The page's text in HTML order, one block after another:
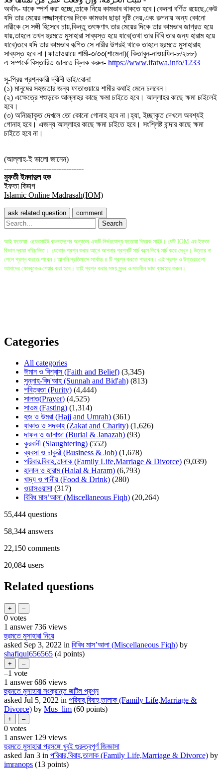
অর্থাৎ- যাকে স্পর্শ করা হচ্ছে,তাকে নিয়ে কামভাব থাকতে হবে।কেননা বর্ণিত রয়েছে,কেউ
যদি তার মেয়ের লজ্জাস্থানের দিকে কামভাব ছাড়া দৃষ্টি দেয়,এবং কল্পনায় অন্য কোনো
নারীকে সে সঙ্গী হিসেবে চায়,কিন্তু তৎক্ষণাৎ তার মেয়ের দিকে তার কামভাব জাগ্রত হয়ে
যায়,তাহলে তখন হুরমতে মুসাহারা সাব্যস্ত হয়ে যাবে(তথা তার বিবি তার জন্য হারাম হয়ে
যাবে)তবে যদি তার কামভাব কল্পিত সে নারীর উপরই থাকে তাহলে হুরমতে মুসাহারাহ
সাব্যস্ত হবে না।ফাতাওয়ায়ে শামী-৩/৩৩(শামেলা)( কিতাবুন-নাওয়যিল-৮/২৮৮)
এ সম্পর্কে বিস্তারিত জানতে ক্লিক করুন- https://www.ifatwa.info/1233
সু-প্রিয় প্রশ্নকারী দ্বীনী ভাই/বোন!
(১) মানুষের সহজতার জন্য ফাতাওয়ায়ে শামীর কথাই মেনে চলবেন।
(২) এক্ষেত্রে শশুড়কে আল্লাহর কাছে ক্ষমা চাইতে হবে। আল্লাহর কাছে ক্ষমা চাইলেই
হবে।
(৩) অনিচ্ছাকৃত দেখলে তো কোনো গোনাহ হবে না।হ্যা, ইচ্ছাকৃত দেখলে অবশ্যই
গোনাহ হবে। এজন্য আল্লাহর কাছে ক্ষমা চাইতে হবে। সংশ্লিষ্ট বান্দার কাছে ক্ষমা
চাইতে হবে না।
(আল্লাহ-ই ভালো জানেন)
--------------------------------
মুফতী ইমদাদুল হক
ইফতা বিভাগ
Islamic Online Madrasah(IOM)
আই ফতোয়া ওয়েবসাইট বাংলাদেশের অন্যতম একটি নির্ভরযোগ্য ফতোয়া বিষয়ক সাইট। যেটি IOM এর ইফতা
বিভাগ দ্বারা পরিচালিত। যেকোন প্রশ্ন করার আগে আপনার প্রশ্নটি সার্চ বক্সে লিখে সার্চ করে দেখুন। উত্তর না
পেলে প্রশ্ন করতে পারেন। আপনি প্রতিমাসে সর্বোচ্চ ৪ টি প্রশ্ন করতে পারবেন। এই প্রশ্ন ও উত্তরগুলো
আমাদের ফেসবুকেও শেয়ার করা হবে। তাই প্রশ্ন করার সময় সুন্দর ও সাবলীল ভাষা ব্যবহার করুন।
Categories
All categories
ঈমান ও বিশ্বাস (Faith and Belief) (3,345)
সুন্নাহ-বিদ'আহ (Sunnah and Bid'ah) (813)
পবিত্রতা (Purity) (4,444)
সালাত(Prayer) (4,525)
সাওম (Fasting) (1,314)
হজ ও উমরা (Hajj and Umrah) (361)
যাকাত ও সদকাহ (Zakat and Charity) (1,626)
দাফন ও জানাজা (Burial & Janazah) (93)
কুরবানী (Slaughtering) (552)
ব্যবসা ও চাকুরী (Business & Job) (1,678)
পরিবার,বিবাহ,তালাক (Family Life,Marriage & Divorce) (9,039)
হালাল ও হারাম (Halal & Haram) (6,793)
খাদ্য ও পানীয় (Food & Drink) (280)
ওয়াসওয়াসা (317)
বিবিধ মাস’আলা (Miscellaneous Fiqh) (20,264)
55,444 questions
58,344 answers
22,150 comments
20,084 users
Related questions
0 votes
1 answer 736 views
হুরমতে মুসাহারা নিয়ে
asked Sep 3, 2022 in বিবিধ মাস’আলা (Miscellaneous Fiqh) by
shafiqul656565 (4 points)
–1 vote
1 answer 686 views
হুরমতে মুসাহারা সংক্রান্ত জটিল প্রশ্ন
asked Jul 5, 2022 in পরিবার,বিবাহ,তালাক (Family Life,Marriage &
Divorce) by Mus_lim (60 points)
0 votes
1 answer 129 views
হুরমতে মুসাহারা প্রসঙ্গে খুবই গুরুত্বপূর্ণ জিজ্ঞাসা
asked Jan 3 in পরিবার,বিবাহ,তালাক (Family Life,Marriage & Divorce) by
imranops (13 points)